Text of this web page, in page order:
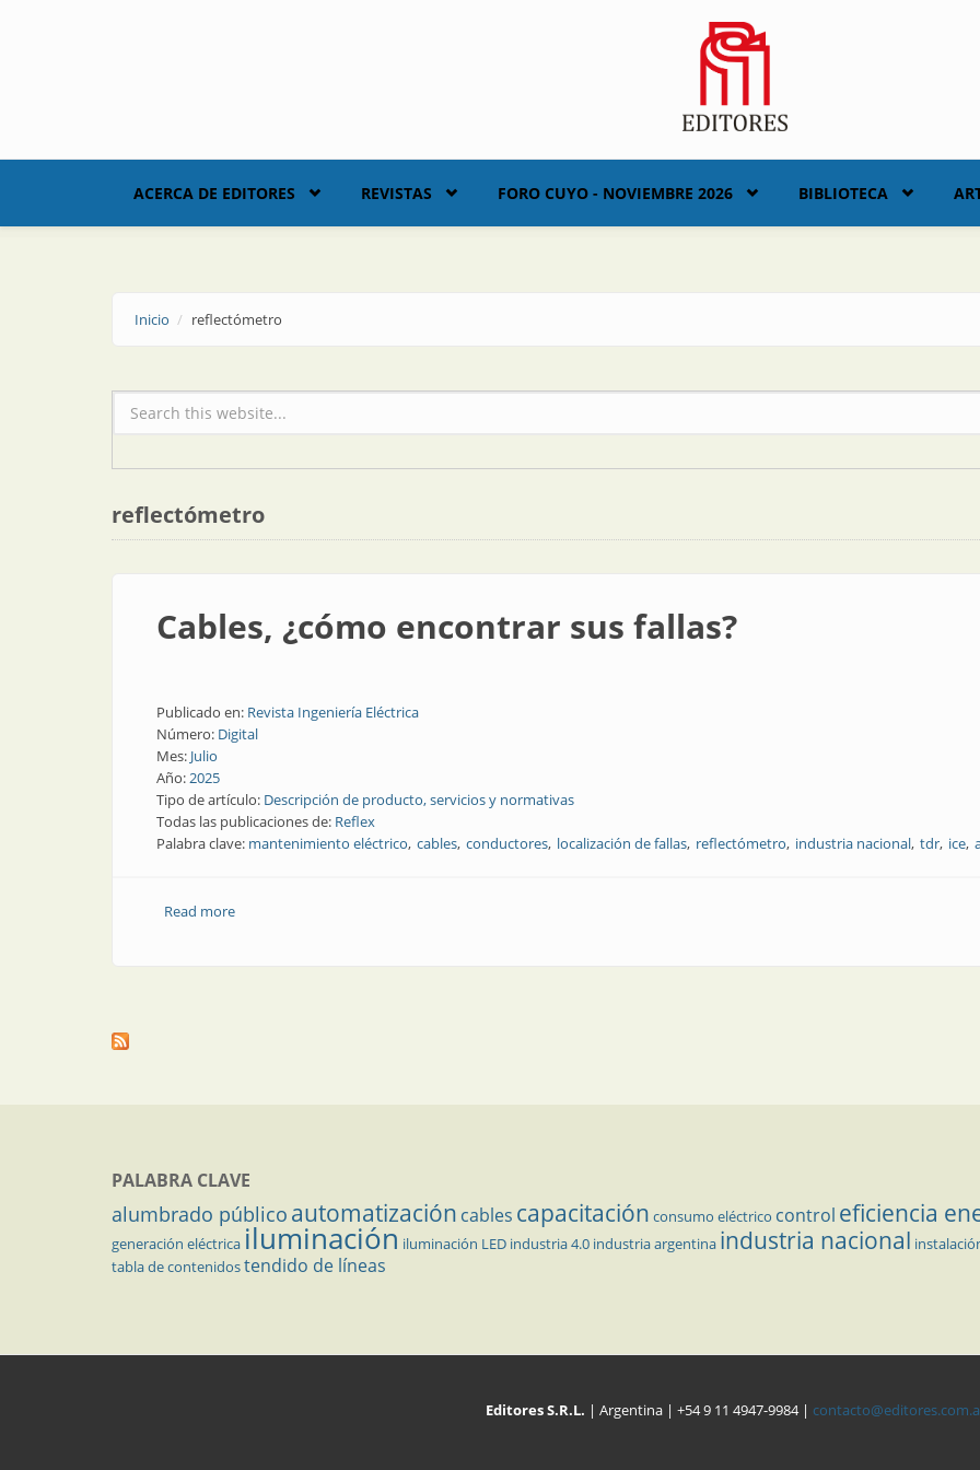
ACERCA DE EDITORES REVISTAS FORO CUYO - NOVIEMBRE 2026 BIBLIOTECA
Inicio reflectómetro
Formulario de búsqueda
reflectómetro
Cables, ¿cómo encontrar sus fallas?
Publicado en: Revista Ingeniería Eléctrica
Número: Digital
Mes: Julio
Año:2025
Tipo de artículo: Descripción de producto, servicios y normativas
Todas las publicaciones de: Reflex
Palabra clave: mantenimiento eléctrico cables conductores localización de fallas reflectómetro industria nacional tdr ice
Read moreabout Cables, ¿cómo encontrar sus fallas?
PALABRA CLAVE
alumbrado público automatización cables capacitación consumo eléctrico control eficiencia
generación eléctrica iluminación iluminación LED industria 4.0 industria argentina industria nacional
tabla de contenidostendido de líneas
Editores S.R.L. | Argentina | +54 9 11 4947-9984 |